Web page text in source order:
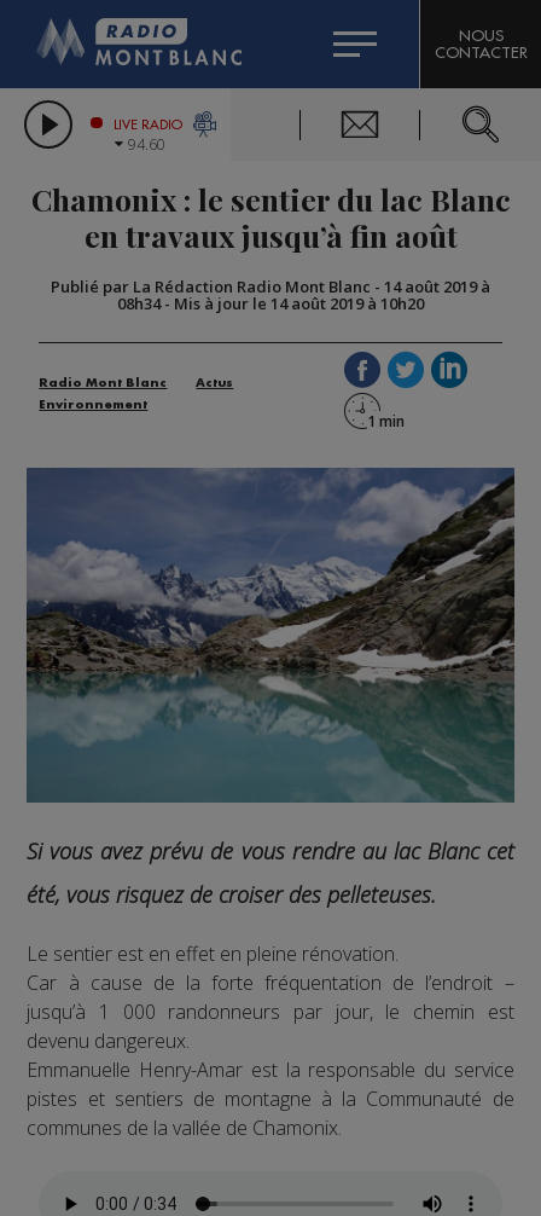
LES CHRONIQUES DE L'EXPERT
CITIZEN MACHINERY
GRAND MASSIF DOMAINES SKIABLES
BIGARD
COMPAGNIE DU MONT-BLANC
NOUS
CONTACTER
LIVE RADIO
94.60
Chamonix : le sentier du lac Blanc
en travaux jusqu’à fin août
Publié par La Rédaction Radio Mont Blanc - 14 août 2019 à
08h34- Mis à jour le 14 août 2019 à 10h20
Radio Mont Blanc
Actus
Environnement
Si vous avez prévu de vous rendre au lac Blanc cet
été, vous risquez de croiser des pelleteuses.
Le sentier est en effet en pleine rénovation.
Car à cause de la forte fréquentation de l’endroit –
jusqu’à 1 000 randonneurs par jour, le chemin est
devenu dangereux.
Emmanuelle Henry-Amar est la responsable du service
pistes et sentiers de montagne à la Communauté de
communes de la vallée de Chamonix.